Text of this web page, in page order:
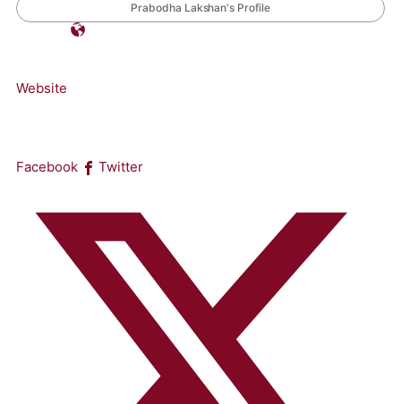
Prabodha Lakshan's Profile
Website
Facebook Twitter